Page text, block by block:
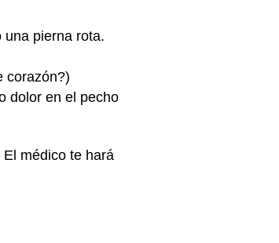
pierna rota.
corazón?)
dolor en el pecho
médico te hará